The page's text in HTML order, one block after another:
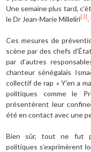
Une semaine plus tard,
le Dr Jean-Marie Milleliri [3] .
Ces mesures de
scène par des chefs
par d’autres
chanteur sénégalais
collectif de rap « Y’en a
politiques comme le
présentèrent leur
été en contact avec une
Bien sûr, tout ne fut
politiques s’exprimèrent